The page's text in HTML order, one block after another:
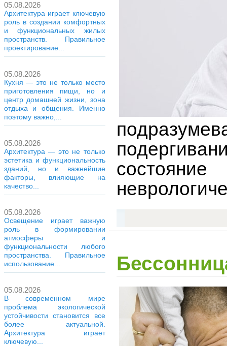
05.08.2026
Архитектура играет ключевую
роль в создании комфортных
и функциональных жилых
пространств. Правильное
проектирование...
05.08.2026
Кухня — это не только место
приготовления пищи, но и
центр домашней жизни, зона
отдыха и общения. Именно
поэтому важно,...
05.08.2026
Архитектура — это не только
эстетика и функциональность
зданий, но и важнейшие
факторы, влияющие на
качество...
05.08.2026
Освещение играет важную
роль в формировании
атмосферы и
функциональности любого
пространства. Правильное
использование...
05.08.2026
В современном мире
проблема экологической
устойчивости становится все
более актуальной.
Архитектура играет
ключевую...